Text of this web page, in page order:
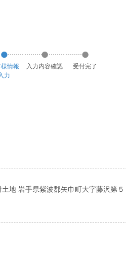
情報
力
入力内容確認 受付完了
土地 岩手県紫波郡矢巾町大字藤沢第５